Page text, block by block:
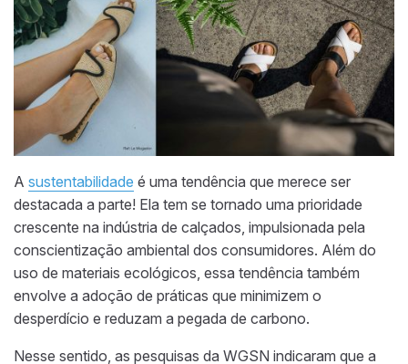
A sustentabilidade é uma tendência que merece ser
destacada a parte! Ela tem se tornado uma prioridade
crescente na indústria de calçados, impulsionada pela
conscientização ambiental dos consumidores. Além do
uso de materiais ecológicos, essa tendência também
envolve a adoção de práticas que minimizem o
desperdício e reduzam a pegada de carbono.
Nesse sentido, as pesquisas da WGSN indicaram que a